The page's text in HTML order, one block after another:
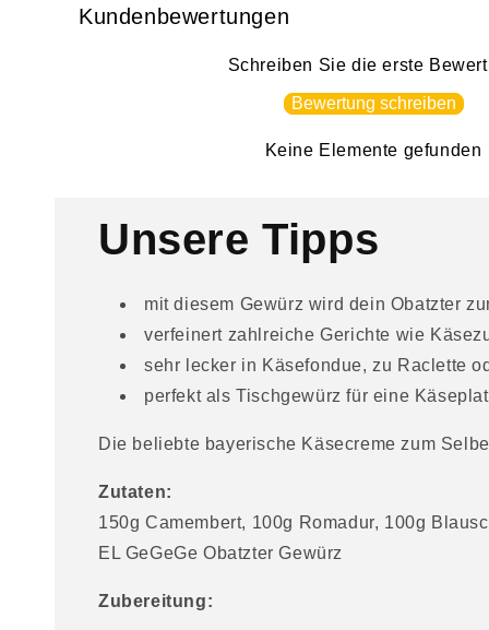
l
a
p
a
e
r
I
h
l
Kundenbewertungen
Schreiben Sie die erste
Bewertung schreiben
Keine Elemente gefunden
Unsere Tipps
mit diesem Gewürz wird dein Obatzter
verfeinert zahlreiche Gerichte wie
sehr lecker in Käsefondue, zu Raclette
perfekt als Tischgewürz für eine
Die beliebte bayerische Käsecreme zum
Zutaten:
150g Camembert, 100g Romadur, 100g
EL GeGeGe Obatzter Gewürz
Zubereitung: